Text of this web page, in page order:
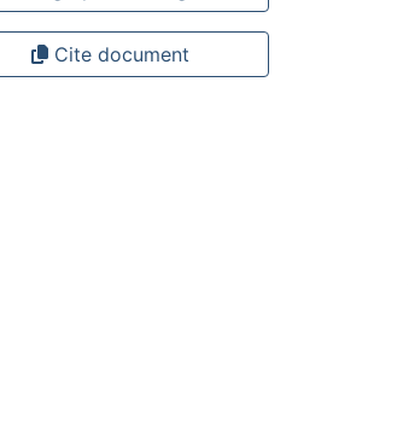
Cite document